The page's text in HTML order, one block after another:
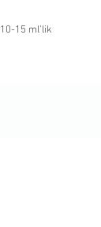
15 ml’lik